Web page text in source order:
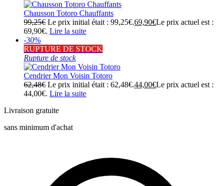
Chausson Totoro Chauffants
99,25€ Le prix initial était : 99,25€.69,90€Le prix actuel est :
69,90€. Lire la suite
-30%
RUPTURE DE STOCK
Rupture de stock
Cendrier Mon Voisin Totoro
62,48€ Le prix initial était : 62,48€.44,00€Le prix actuel est :
44,00€. Lire la suite
Livraison gratuite
sans minimum d'achat